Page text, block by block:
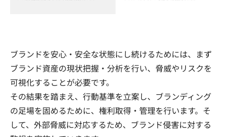
ブランドを安心・安全な状態にし続けるためには、まず
ブランド資産の現状把握・分析を行い、脅威やリスクを
可視化することが必要です。
その結果を踏まえ、行動基準を立案し、ブランディング
の足場を固めるために、権利取得・管理を行います。そ
して、外部脅威に対応するため、ブランド侵害に対する